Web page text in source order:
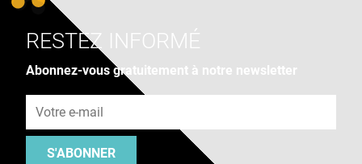
RESTEZ INFORMÉ
Abonnez-vous gratuitement à notre newsletter
S'ABONNER